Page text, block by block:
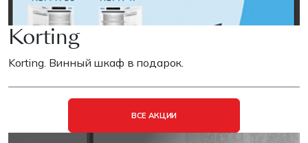
Korting
Korting. Винный шкаф в подарок.
ВСЕ АКЦИИ